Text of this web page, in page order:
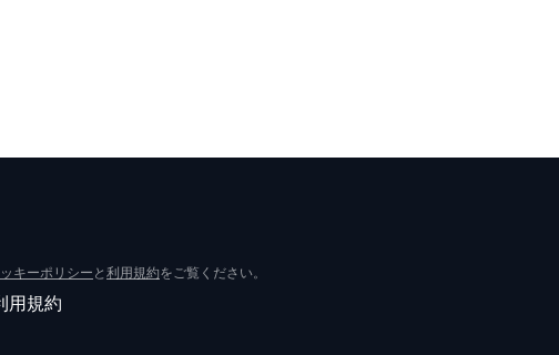
キーポリシー と 利用規約をご覧ください。
用規約